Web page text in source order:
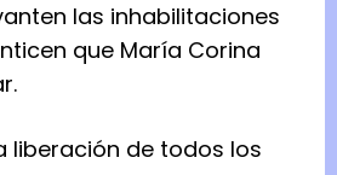
las inhabilitaciones
que María Corina
liberación de todos los